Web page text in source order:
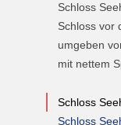
Schloss
Schloss vor
um­ge­ben
mit nettem
Schloss
Schloss